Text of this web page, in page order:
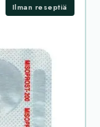
Ilman reseptiä